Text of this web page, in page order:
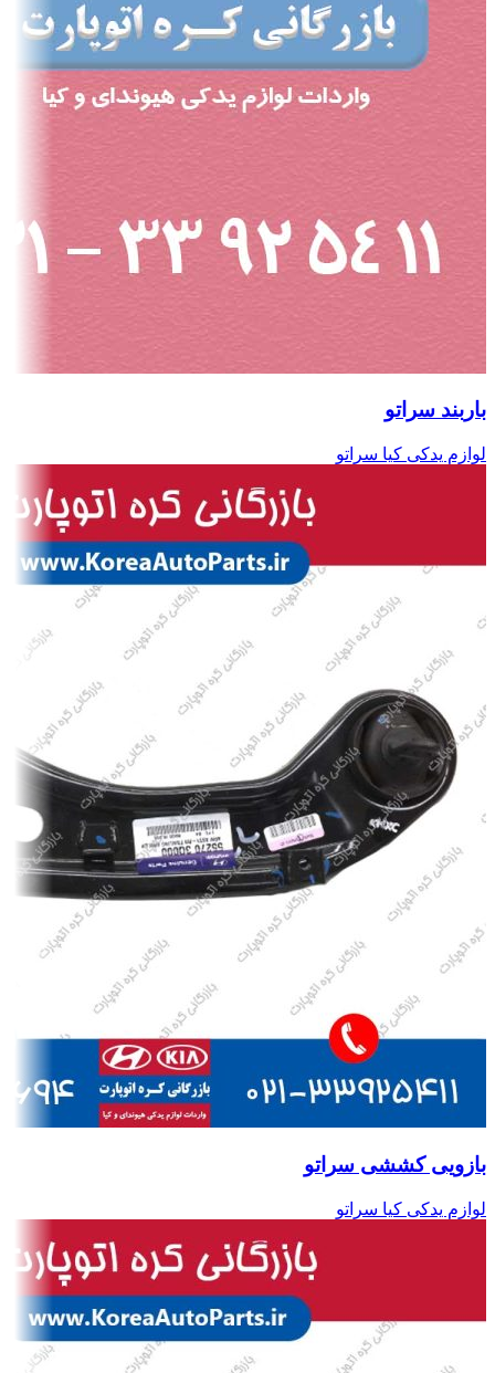
باربند سراتو
لوازم یدکی کیا سراتو
بازویی کششی سراتو
لوازم یدکی کیا سراتو